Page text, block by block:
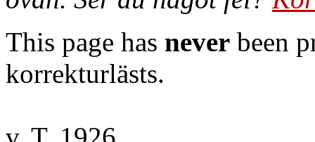
This page has never been
korrekturlästs.